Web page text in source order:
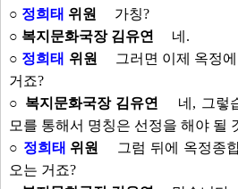
○ 정희태 위원
가칭?
○ 복지문화국장 김유연
네.
○ 정희태 위원
그러면 이제 옥정
거죠?
○ 복지문화국장 김유연
네, 그렇
모를 통해서 명칭은 선정을 해야 될
○ 정희태 위원
그럼 뒤에 옥정종
오는 거죠?